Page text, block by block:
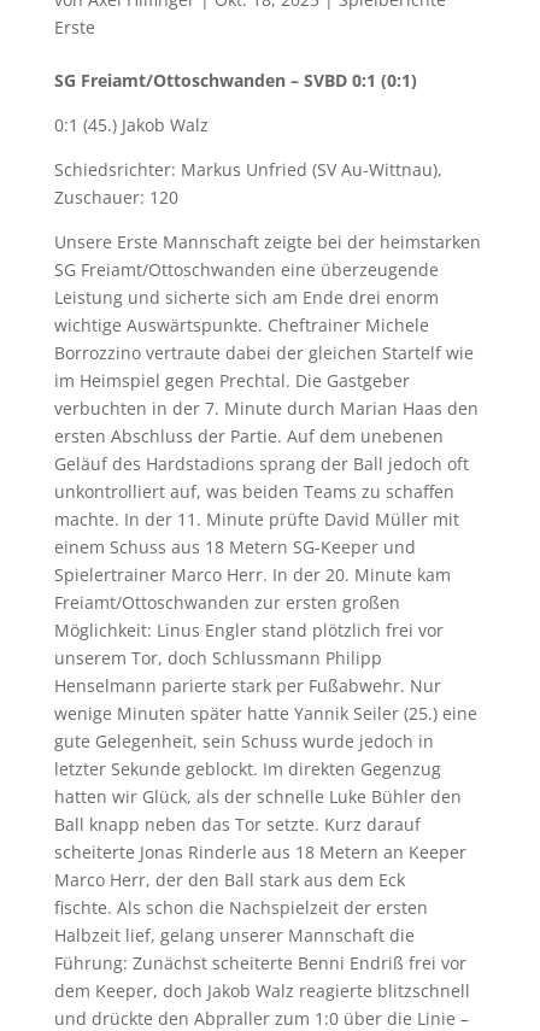
Erste
SG Freiamt/Ottoschwanden – SVBD 0:1 (0:1)
0:1 (45.) Jakob Walz
Schiedsrichter: Markus Unfried (SV Au-Wittnau),
Zuschauer: 120
Unsere Erste Mannschaft zeigte bei der heimstarken
SG Freiamt/Ottoschwanden eine überzeugende
Leistung und sicherte sich am Ende drei enorm
wichtige Auswärtspunkte. Cheftrainer Michele
Borrozzino vertraute dabei der gleichen Startelf wie
im Heimspiel gegen Prechtal. Die Gastgeber
verbuchten in der 7. Minute durch Marian Haas den
ersten Abschluss der Partie. Auf dem unebenen
Geläuf des Hardstadions sprang der Ball jedoch oft
unkontrolliert auf, was beiden Teams zu schaffen
machte. In der 11. Minute prüfte David Müller mit
einem Schuss aus 18 Metern SG-Keeper und
Spielertrainer Marco Herr. In der 20. Minute kam
Freiamt/Ottoschwanden zur ersten großen
Möglichkeit: Linus Engler stand plötzlich frei vor
unserem Tor, doch Schlussmann Philipp
Henselmann parierte stark per Fußabwehr. Nur
wenige Minuten später hatte Yannik Seiler (25.) eine
gute Gelegenheit, sein Schuss wurde jedoch in
letzter Sekunde geblockt. Im direkten Gegenzug
hatten wir Glück, als der schnelle Luke Bühler den
Ball knapp neben das Tor setzte. Kurz darauf
scheiterte Jonas Rinderle aus 18 Metern an Keeper
Marco Herr, der den Ball stark aus dem Eck
fischte. Als schon die Nachspielzeit der ersten
Halbzeit lief, gelang unserer Mannschaft die
Führung: Zunächst scheiterte Benni Endriß frei vor
dem Keeper, doch Jakob Walz reagierte blitzschnell
und drückte den Abpraller zum 1:0 über die Linie –